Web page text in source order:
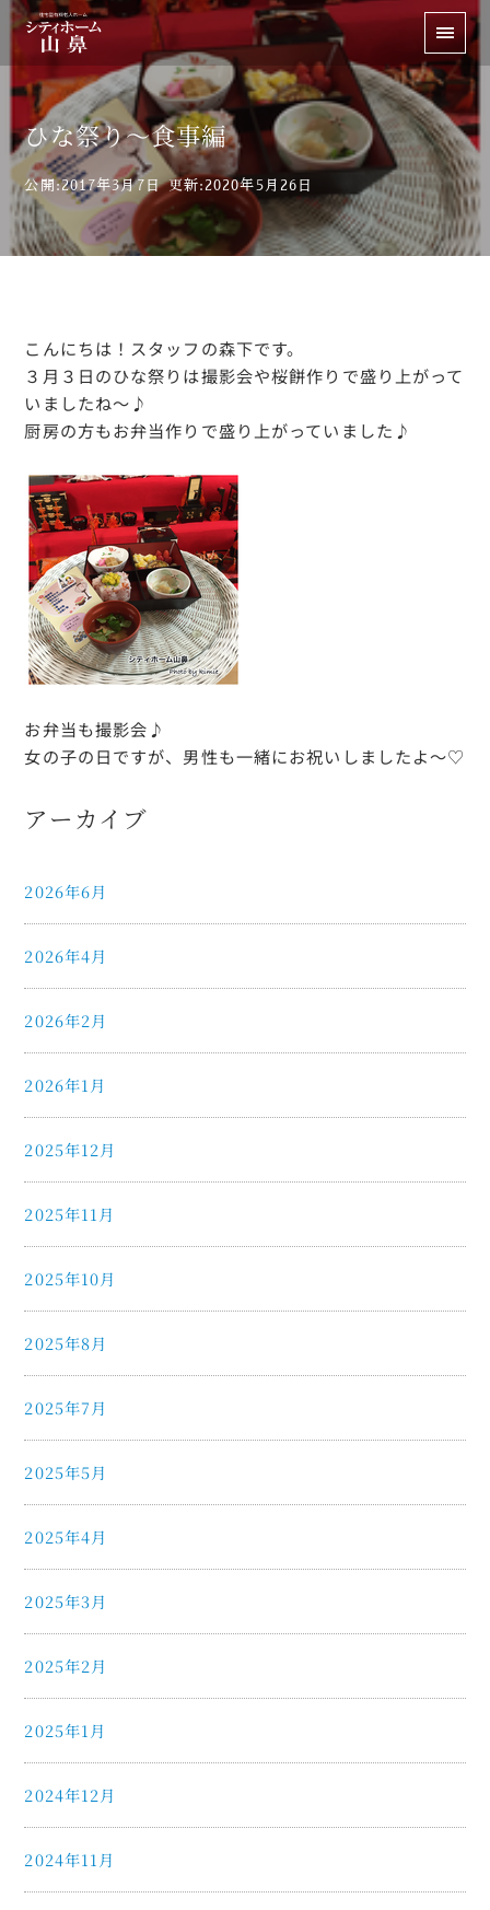
ひな祭り～食事編
公開:2017年3月7日 更新:2020年5月26日
こんにちは！スタッフの森下です。
３月３日のひな祭りは撮影会や桜餅作りで盛り上がって
いましたね～♪
厨房の方もお弁当作りで盛り上がっていました♪
お弁当も撮影会♪
女の子の日ですが、男性も一緒にお祝いしましたよ～♡
アーカイブ
2026年6月
2026年4月
2026年2月
2026年1月
2025年12月
2025年11月
2025年10月
2025年8月
2025年7月
2025年5月
2025年4月
2025年3月
2025年2月
2025年1月
2024年12月
2024年11月